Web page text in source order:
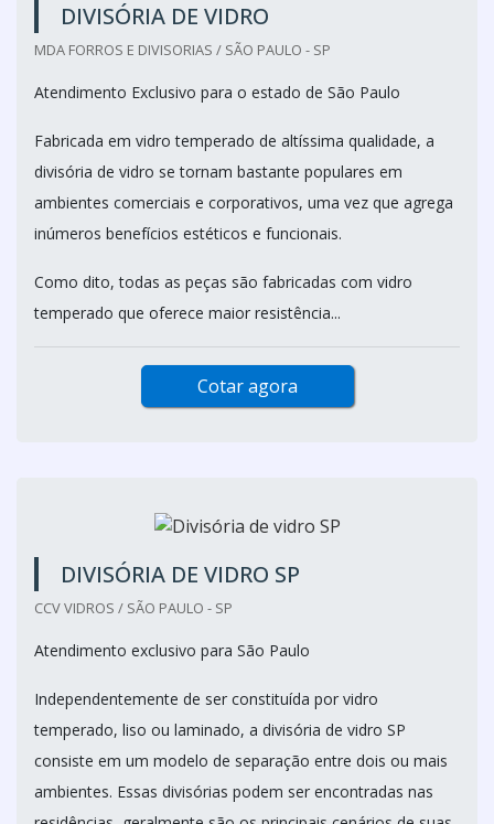
DIVISÓRIA DE VIDRO
MDA FORROS E DIVISORIAS / SÃO PAULO - SP
Atendimento Exclusivo para o estado de São Paulo
Fabricada em vidro temperado de altíssima qualidade, a
divisória de vidro se tornam bastante populares em
ambientes comerciais e corporativos, uma vez que agrega
inúmeros benefícios estéticos e funcionais.
Como dito, todas as peças são fabricadas com vidro
temperado que oferece maior resistência...
Cotar agora
DIVISÓRIA DE VIDRO SP
CCV VIDROS / SÃO PAULO - SP
Atendimento exclusivo para São Paulo
Independentemente de ser constituída por vidro
temperado, liso ou laminado, a divisória de vidro SP
consiste em um modelo de separação entre dois ou mais
ambientes. Essas divisórias podem ser encontradas nas